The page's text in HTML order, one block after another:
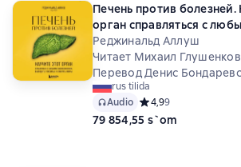
Печень против болезней.
орган справляться с
заболеваниями, выводить
сжигать жиры
Реджинальд Аллуш
Читает Михаил Глушенков
Перевод Денис
rus tilida
Audio Средний рейтинг 4,9
4,99
79 854,55 s`om